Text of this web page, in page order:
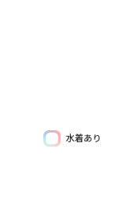
水着あり